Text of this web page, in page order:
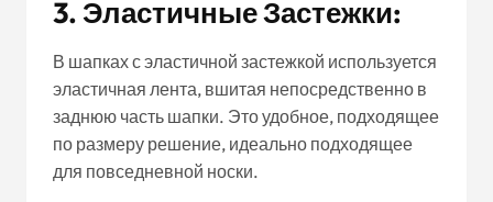
3. Эластичные Застежки:
В шапках с эластичной застежкой используется
эластичная лента, вшитая непосредственно в
заднюю часть шапки. Это удобное, подходящее
по размеру решение, идеально подходящее
для повседневной носки.